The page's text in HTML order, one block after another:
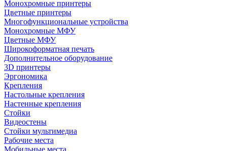
Моноxромныe принтеры
Цвeтныe принтеры
Многофункциональные устройства
Монохромные МФУ
Цветные МФУ
Широкоформатная печать
Дополнительное оборудование
3D принтеры
Эргономика
Крепления
Настольные крепления
Настенные крепления
Стойки
Видеостены
Стойки мультимедиа
Рабочие места
Мобильные места